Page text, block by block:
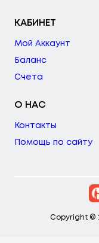
КАБИНЕТ
Мой Аккаунт
Баланс
Счета
О НАС
Контакты
Помощь по сайту
Copyright ©